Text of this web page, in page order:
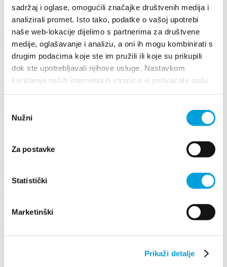
sadržaj i oglase, omogućili značajke društvenih medija i
analizirali promet. Isto tako, podatke o vašoj upotrebi
naše web-lokacije dijelimo s partnerima za društvene
medije, oglašavanje i analizu, a oni ih mogu kombinirati s
drugim podacima koje ste im pružili ili koje su prikupili
dok ste upotrebljavali njihove usluge. Nastavkom
korištenja naših internetskih stranica vi prihvaćate našu
pristanka
Nužni
Za postavke
Statistički
Marketinški
Prikaži detalje
Események
Fedezzen fel többet
2026. augusztus 17.
Arias under the stars
Olvass tovább
2026. június 26. - 2026. június 29.
2026. május 8. - 2026. május 10.